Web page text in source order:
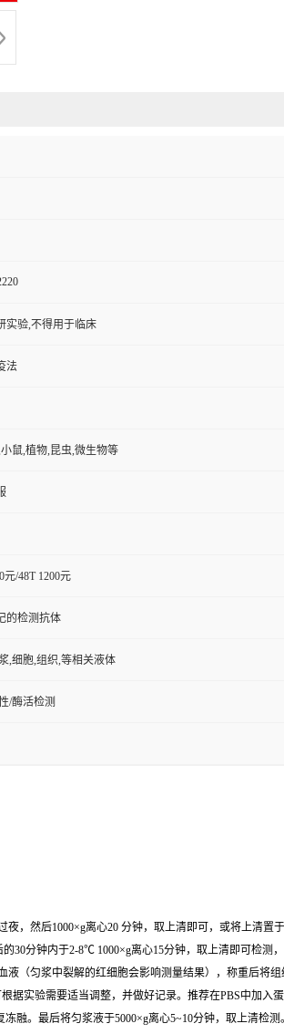
实验,不得用于临床
法
鼠,植物,昆虫,微生物等
元/48T 1200元
的检测抗体
,细胞,组织,等相关液体
/酶活检测
，然后1000×g离心20 分钟，取上清即可，或将上清置
30分钟内于2-8℃ 1000×g离心15分钟，取上清即可检测
（匀浆中裂解的红细胞会影响测量结果），称重后将
实验需要适当调整，并做好记录。推荐在PBS中加入
。最后将匀浆液于5000×g离心5~10分钟，取上清检测。